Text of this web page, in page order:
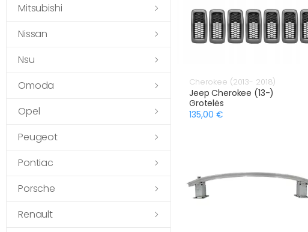
Mitsubishi
Nissan
Nsu
Omoda
Opel
Peugeot
Pontiac
Porsche
Renault
Cherokee (2013- 2018)
Jeep Cherokee (13-)
Grotelės
135,00 €